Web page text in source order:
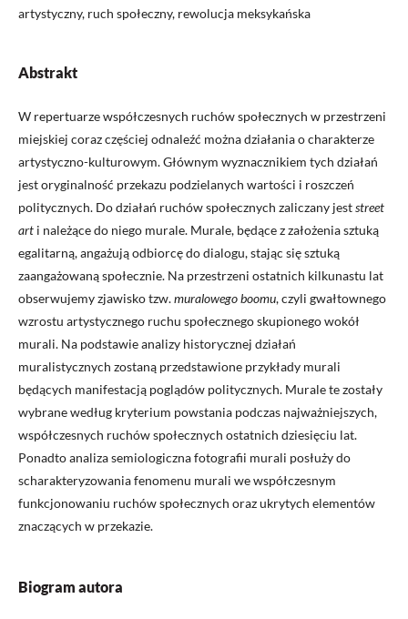
artystyczny, ruch społeczny, rewolucja meksykańska
Abstrakt
W repertuarze współczesnych ruchów społecznych w przestrzeni
miejskiej coraz częściej odnaleźć można działania o charakterze
artystyczno-kulturowym. Głównym wyznacznikiem tych działań
jest oryginalność przekazu podzielanych wartości i roszczeń
politycznych. Do działań ruchów społecznych zaliczany jeststreet
art i należące do niego murale. Murale, będące z założenia sztuką
egalitarną, angażują odbiorcę do dialogu, stając się sztuką
zaangażowaną społecznie. Na przestrzeni ostatnich kilkunastu lat
obserwujemy zjawisko tzw.muralowego boomu, czyli gwałtownego
wzrostu artystycznego ruchu społecznego skupionego wokół
murali. Na podstawie analizy historycznej działań
muralistycznych zostaną przedstawione przykłady murali
będących manifestacją poglądów politycznych. Murale te zostały
wybrane według kryterium powstania podczas najważniejszych,
współczesnych ruchów społecznych ostatnich dziesięciu lat.
Ponadto analiza semiologiczna fotografii murali posłuży do
scharakteryzowania fenomenu murali we współczesnym
funkcjonowaniu ruchów społecznych oraz ukrytych elementów
znaczących w przekazie.
Biogram autora